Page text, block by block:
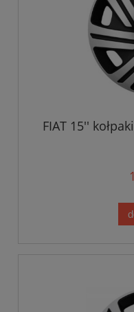
FIAT 15''